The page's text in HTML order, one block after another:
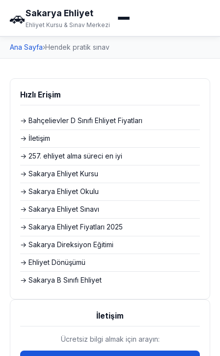
🚗Sakarya Ehliyet
Ehliyet Kursu & Sınav Merkezi
Ana Sayfa›Hendek pratik sınav
Hızlı Erişim
→ Bahçelievler D Sınıfı Ehliyet Fiyatları
→ İletişim
→ 257. ehliyet alma süreci en iyi
→ Sakarya Ehliyet Kursu
→ Sakarya Ehliyet Okulu
→ Sakarya Ehliyet Sınavı
→ Sakarya Ehliyet Fiyatları 2025
→ Sakarya Direksiyon Eğitimi
→ Ehliyet Dönüşümü
→ Sakarya B Sınıfı Ehliyet
İletişim
Ücretsiz bilgi almak için arayın: